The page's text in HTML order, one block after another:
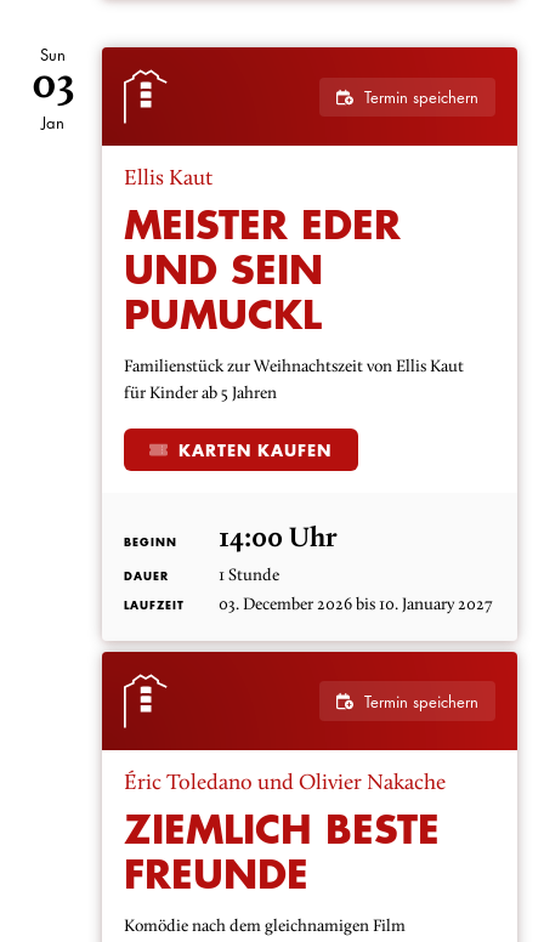
Sun
03
Jan
Termin speichern
Ellis Kaut
MEISTER EDER
UND SEIN
PUMUCKL
Familienstück zur Weihnachtszeit von Ellis Kaut
für Kinder ab 5 Jahren
KARTEN KAUFEN
BEGINN 14:00 Uhr
DAUER 1 Stunde
LAUFZEIT 03. December 2026 bis 10. January 2027
Termin speichern
Éric Toledano und Olivier Nakache
ZIEMLICH BESTE
FREUNDE
Komödie nach dem gleichnamigen Film